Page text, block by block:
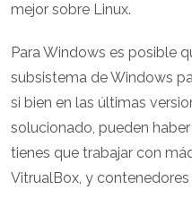
mejor sobre Linux.
Para Windows es posible
subsistema de Windows
si bien en las últimas
solucionado, pueden
tienes que trabajar con
VitrualBox, y contenedores